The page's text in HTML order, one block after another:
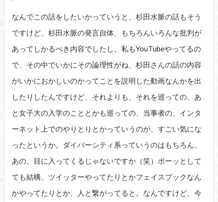
なんでこの話をしたいかっていうと、杉田水脈の話もそう
ですけど、杉田水脈の発言自体、もちろんいろんな批判が
あってしかるべき内容でしたし、私もYouTubeやってるの
で、その中でいかにその論理性がね、杉田さんの話の内容
がいかにおかしいのかってことを説明した動画なんかを出
したりしたんですけど、それよりも、それを巡っての、あ
と女子大の入学のこととかも巡っての、当事者の、インタ
ーネット上でのやりとりとかっていうのが、すごい気にな
ったというか。ダイバーシティ系っていうのはもちろん、
あの、目に入ってくるじゃないですか（笑）ボーッとして
ても結構、ツイッターやってたりとかフェイスブックなん
かやってたりとか、人と繋がってると。なんですけど、今